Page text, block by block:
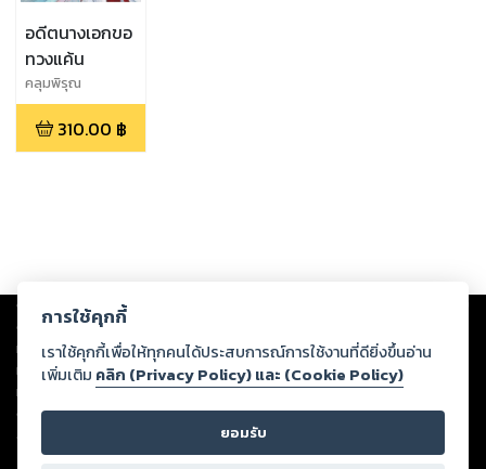
อดีตนางเอกขอ
ทวงแค้น
คลุมพิรุณ
310.00 ฿
Copyright © 2026
ต่อผลงานหรือเนื้อหาใดที่อัปโหลดผ่านเว็บไซต์และปรากฏว่าละเมิดสิทธิใน
ทรัพย์สินทางปัญญาของบุคคลอื่นหรือขัดต่อกฎหมายและศีลธรรม ดังนั้น ผู้อ่าน
ทุกท่านโปรดใช้วิจารณญาณในการกลั่นกรองด้วยตนเอง และหากท่านพบว่าส่วน
หนึ่งส่วนใดขัดต่อกฎหมายและศีลธรรม กรุณาแจ้งมายังบริษัท เพื่อทีมงานจะได้
ดำเนินการในทันที ทั้งนี้ ทางสตอรี่ล็อกขอสงวนลิขสิทธิ์ตามพระราชบัญญัติ
ลิขสิทธิ์ พ.ศ. 2537 (ฉบับล่าสุด)
การใช้คุกกี้
เราใช้คุกกี้เพื่อให้ทุกคนได้ประสบการณ์การใช้งานที่ดียิ่งขึ้นอ่าน
เพิ่มเติม คลิก (Privacy Policy) และ (Cookie Policy)
ยอมรับ